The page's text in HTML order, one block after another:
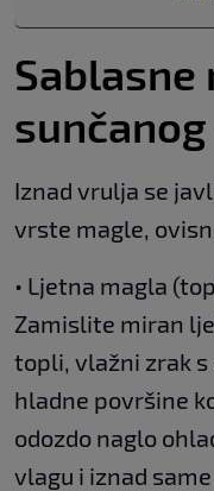
Sablasne
Iznad vrulja se
vrste magle,
• Ljetna magla
Zamislite miran
topli, vlažni zrak
hladne površine
odozdo naglo
vlagu i iznad